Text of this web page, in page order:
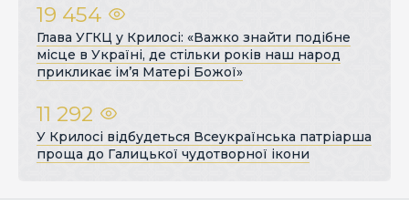
19 454
Глава УГКЦ у Крилосі: «Важко знайти подібне
місце в Україні, де стільки років наш народ
прикликає ім’я Матері Божої»
11 292
У Крилосі відбудеться Всеукраїнська патріарша
проща до Галицької чудотворної ікони